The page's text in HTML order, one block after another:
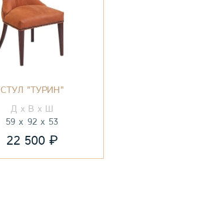
СТУЛ "ТУРИН"
59 92 53
22 500 ₽